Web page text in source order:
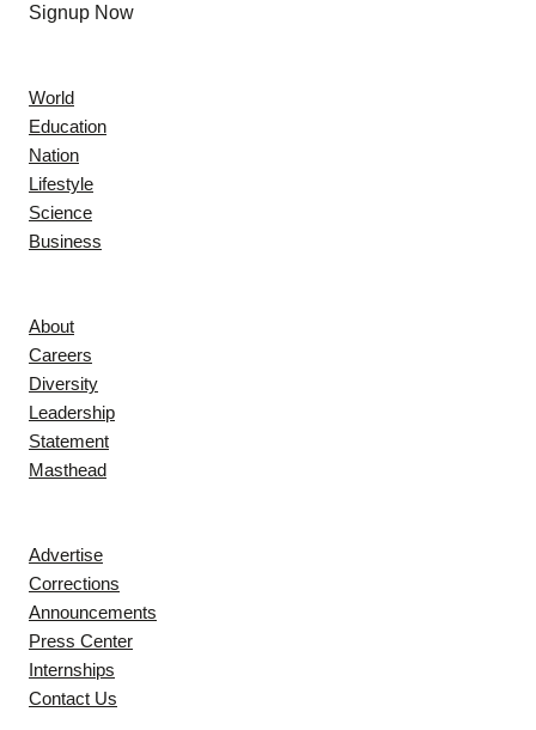
Signup Now
World
Education
Nation
Lifestyle
Science
Business
About
Careers
Diversity
Leadership
Statement
Masthead
Advertise
Corrections
Announcements
Press Center
Internships
Contact Us